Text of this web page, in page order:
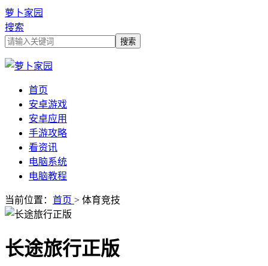
萝卜家园
搜索
首页
安卓游戏
安卓应用
手游攻略
看资讯
电脑系统
电脑教程
当前位置： 首页 > 体育竞技
长途旅行正版